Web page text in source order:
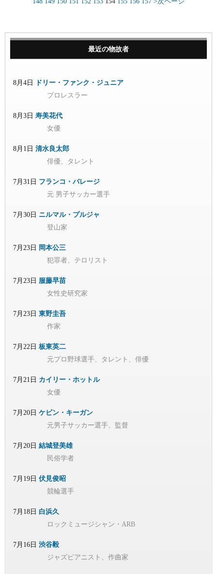
最近の物故者
8月4日
ドリー・ファンク・ジュニア
プロレスラー
8月3日 寿美花代
女優
8月1日 清水良太郎
俳優、タレント
7月31日 フランコ・バレージ
元 男子サッカー選手
7月30日 ニルマル・プルジャ
登山家
7月23日 岡本公三
犯罪者、テロリスト
7月23日 服藤早苗
女性史研究家
7月23日 東野圭吾
作家
7月22日 板東英二
元プロ野球選手、タレント、俳優
7月21日 カイリー・ホットル
女優
7月20日 ケビン・キーガン
元男子サッカー選手、監督
7月20日 結城登美雄
民俗学者
7月19日 伏見俊昭
競輪選手
7月18日 白浜久
ロックミュージシャン・ARB
7月16日 渋谷毅
ジャズピアニスト、作曲家